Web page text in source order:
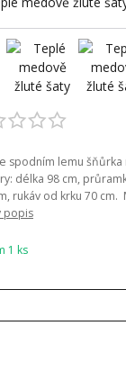
spodním lemu šňůrka
délka 98 cm,
rukáv od krku 70 cm.
popis
1 ks